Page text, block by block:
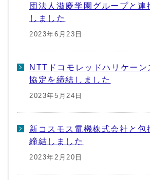
団法人滋慶学園グループと連
しました
2023年6月23日
NTTドコモレッドハリケーン
協定を締結しました
2023年5月24日
新コスモス電機株式会社と包
締結しました
2023年2月20日